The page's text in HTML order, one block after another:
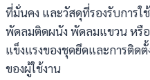
ที่มั่นคง และวัสดุที่รองรับการใ
พัดลมติดผนัง พัดลมแขวน หรื
แข็งแรงของชุดยึดและการติด
ของผู้ใช้งาน